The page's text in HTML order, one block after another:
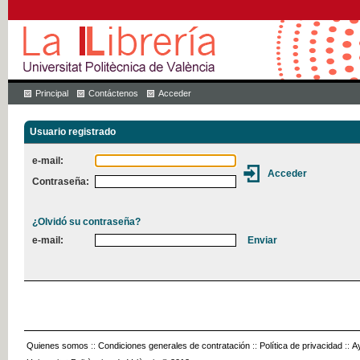
Principal Contáctenos Acceder
Usuario registrado
e-mail:
Contraseña:
¿Olvidó su contraseña?
e-mail:
Quienes somos :: Condiciones generales de contratación :: Política de privacidad ::